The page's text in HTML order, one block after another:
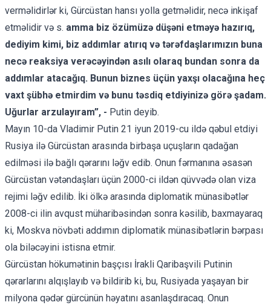
verməlidirlər ki, Gürcüstan hansı yolla getməlidir, necə inkişaf
etməlidir və s. amma biz özümüzə düşəni etməyə hazırıq,
dediyim kimi, biz addımlar atırıq və tərəfdaşlarımızın buna
necə reaksiya verəcəyindən asılı olaraq bundan sonra da
addımlar atacağıq. Bunun biznes üçün yaxşı olacağına heç
vaxt şübhə etmirdim və bunu təsdiq etdiyinizə görə şadam.
Uğurlar arzulayıram”, - Putin deyib.
Mayın 10-da Vladimir Putin 21 iyun 2019-cu ildə qəbul etdiyi
Rusiya ilə Gürcüstan arasında birbaşa uçuşların qadağan
edilməsi ilə bağlı qərarını ləğv edib. Onun fərmanına əsasən
Gürcüstan vətəndaşları üçün 2000-ci ildən qüvvədə olan viza
rejimi ləğv edilib. İki ölkə arasında diplomatik münasibətlər
2008-ci ilin avqust müharibəsindən sonra kəsilib, baxmayaraq
ki, Moskva növbəti addımın diplomatik münasibətlərin bərpası
ola biləcəyini istisna etmir.
Gürcüstan hökumətinin başçısı İrakli Qaribaşvili Putinin
qərarlarını alqışlayıb və bildirib ki, bu, Rusiyada yaşayan bir
milyona qədər gürcünün həyatını asanlaşdıracaq. Onun